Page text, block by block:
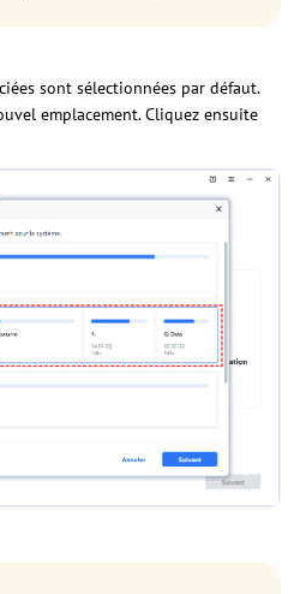
sont sélectionnées par défaut.
emplacement. Cliquez ensuite